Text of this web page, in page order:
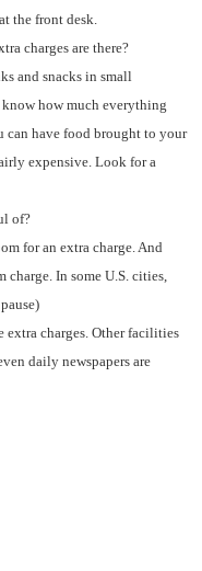
the front desk.
charges are there?
and snacks in small
know how much everything
can have food brought to your
expensive. Look for a
of?
for an extra charge. And
charge. In some U.S. cities,
extra charges. Other facilities
daily newspapers are